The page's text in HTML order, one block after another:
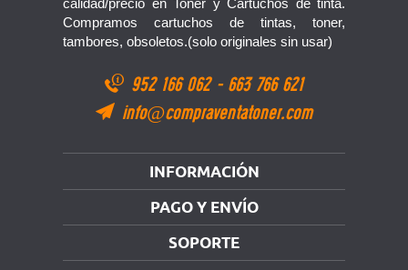
Compramos cartuchos de tintas, toner,
tambores, obsoletos.(solo originales sin usar)
952 166 062 - 663 766 621
info@compraventatoner.com
INFORMACIÓN
PAGO Y ENVÍO
SOPORTE